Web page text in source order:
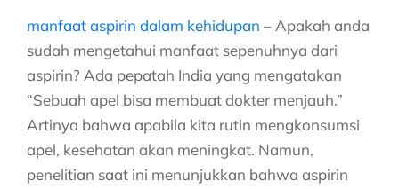
manfaat aspirin dalam kehidupan – Apakah anda
sudah mengetahui manfaat sepenuhnya dari
aspirin? Ada pepatah India yang mengatakan
“Sebuah apel bisa membuat dokter menjauh.”
Artinya bahwa apabila kita rutin mengkonsumsi
apel, kesehatan akan meningkat. Namun,
penelitian saat ini menunjukkan bahwa aspirin